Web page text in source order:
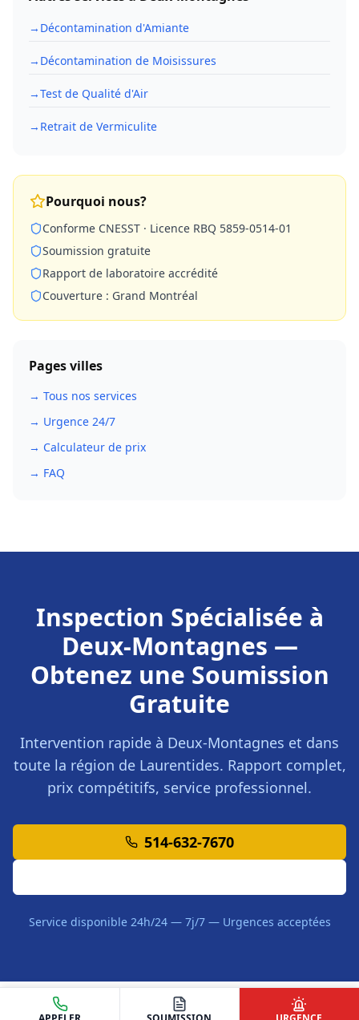
→ Décontamination d'Amiante
→ Décontamination de Moisissures
→Test de Qualité d'Air
→ Retrait de Vermiculite
Pourquoi nous?
Conforme CNESST · Licence RBQ 5859-0514-01
Soumission gratuite
Rapport de laboratoire accrédité
Couverture : Grand Montréal
Pages villes
→ Tous nos services
→ Urgence 24/7
→ Calculateur de prix
→ FAQ
Inspection Spécialisée à
Deux-Montagnes —
Obtenez une Soumission
Gratuite
Intervention rapide à Deux-Montagnes et dans
toute la région de Laurentides. Rapport complet,
prix compétitifs, service professionnel.
514-632-7670
Service disponible 24h/24 — 7j/7 — Urgences acceptées